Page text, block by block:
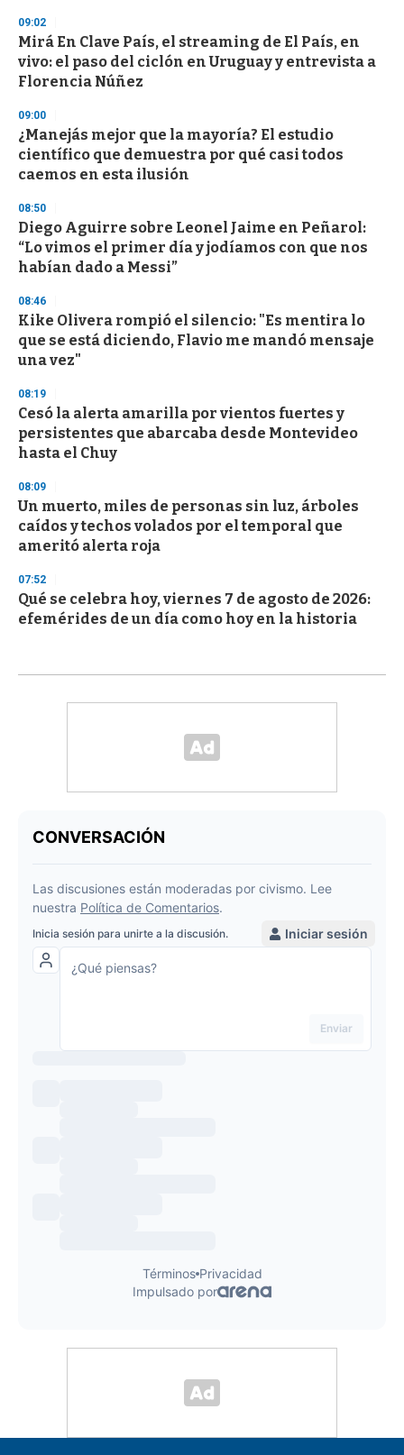
s
e
c
o
n
09:02
Mirá En Clave País, el streaming de El País, en
vivo: el paso del ciclón en Uruguay y entrevista a
Florencia Núñez
09:00
¿Manejás mejor que la mayoría? El estudio
científico que demuestra por qué casi todos
caemos en esta ilusión
08:50
Diego Aguirre sobre Leonel Jaime en Peñarol:
“Lo vimos el primer día y jodíamos con que nos
habían dado a Messi”
08:46
Kike Olivera rompió el silencio: "Es mentira lo
que se está diciendo, Flavio me mandó mensaje
una vez"
08:19
Cesó la alerta amarilla por vientos fuertes y
persistentes que abarcaba desde Montevideo
hasta el Chuy
08:09
Un muerto, miles de personas sin luz, árboles
caídos y techos volados por el temporal que
ameritó alerta roja
07:52
Qué se celebra hoy, viernes 7 de agosto de 2026:
efemérides de un día como hoy en la historia